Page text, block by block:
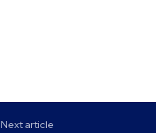
Next article